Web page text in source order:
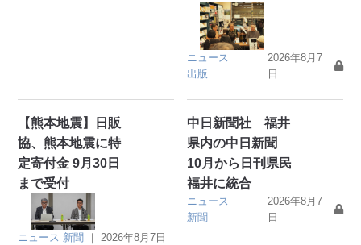
ニュース
出版
｜
2026年8月7
日
【熊本地震】日販
協、熊本地震に特
定寄付金 9月30日
まで受付
ニュース 新聞 ｜2026年8月7日
中日新聞社 福井
県内の中日新聞
10月から日刊県民
福井に統合
ニュース
新聞
｜
2026年8月7
日